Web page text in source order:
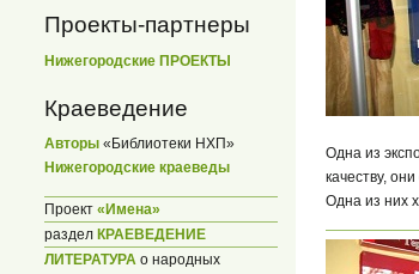
Проекты-партнеры
Нижегородские ПРОЕКТЫ
Краеведение
Авторы «Библиотеки НХП»
Нижегородские краеведы
Проект «Имена»
раздел КРАЕВЕДЕНИЕ
ЛИТЕРАТУРА о народных
Одна из
качеству,
Одна из них